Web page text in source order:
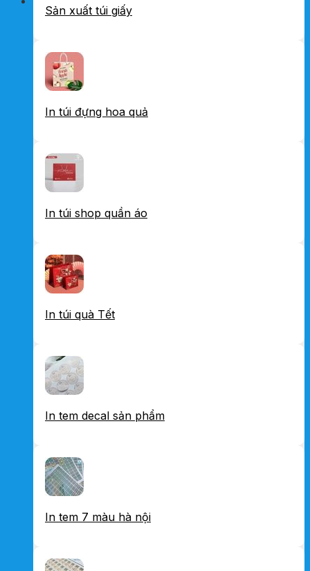
Sản xuất túi giấy
In túi đựng hoa quả
In túi shop quần áo
In túi quà Tết
In tem decal sản phẩm
In tem 7 màu hà nội